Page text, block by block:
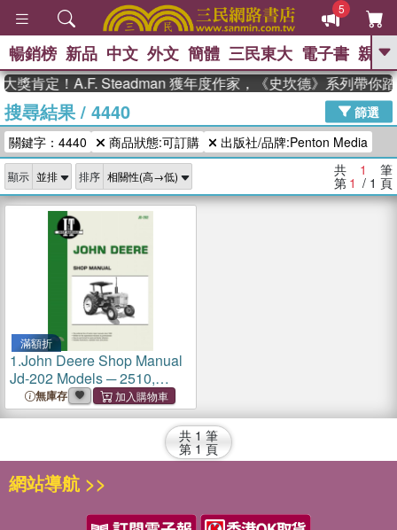
5
GO
高希均教授回憶錄
、 The Odyssey 、 父親節 、 如果歷
史是一群喵 、 暑期推薦 、 國際布克
獎 臺灣漫遊錄 、 方念華 、 台灣的李
登輝時代
數學女孩：黎曼猜想 、
偉大的迷走神經
暢銷榜 新品 中文 外文 簡體 三民東大 電子書 親子
獎肯定！A.F. Steadman 獲年度作家，《史坎德》系列帶你
搜尋結果/ 4440
篩選
關鍵字：4440
商品狀態:可訂購 出版社/品牌:Penton Media
顯示 排序 共 1 筆
第 1 / 1 頁
滿額折
1.John Deere Shop Manual
Jd-202 Models ─ 2510,
2520, 2040, 2240, 2440,
2640, 2840, 4040, 4240,
無庫存
共 1 筆
第 1 頁
網站導航 >>